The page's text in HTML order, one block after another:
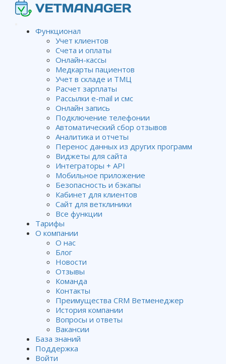
Функционал
Учет клиентов
Счета и оплаты
Онлайн-кассы
Медкарты пациентов
Учет в складе и ТМЦ
Расчет зарплаты
Рассылки e-mail и смс
Онлайн запись
Подключение телефонии
Автоматический сбор отзывов
Аналитика и отчеты
Перенос данных из других программ
Виджеты для сайта
Интеграторы + API
Мобильное приложение
Безопасность и бэкапы
Кабинет для клиентов
Сайт для ветклиники
Все функции
Тарифы
О компании
О нас
Блог
Новости
Отзывы
Команда
Контакты
Преимущества CRM Ветменеджер
История компании
Вопросы и ответы
Вакансии
База знаний
Поддержка
Войти
Разбираемся в настройках
Ветменеджера
Алена Матвейчук
Опубликован19.05.2017
Знакомясь с Ветменеджером впервые, некоторые
могут испугаться большого количества настроек в
программе. Но если разобраться, в этом есть
значительный плюс. Программа разработана как
раз таким образом, чтобы каждый клиент смог
настроить ее под себя, и даже скрыть все лишнее.
Быстрее освоить софт вам поможет материал
за тестовый период познакомиться с